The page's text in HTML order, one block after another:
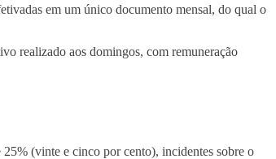
em um único documento mensal, do qual o
realizado aos domingos, com remuneração
(vinte e cinco por cento), incidentes sobre o